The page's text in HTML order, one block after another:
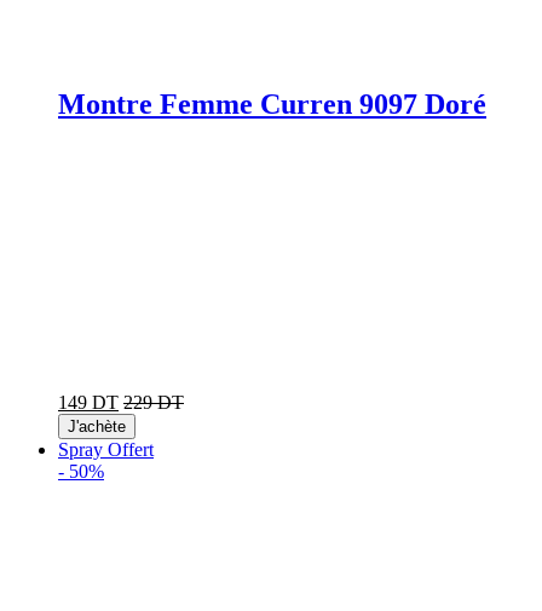
Montre Femme Curren 9097 Doré
149 DT 229 DT
J'achète
Spray Offert
- 50%